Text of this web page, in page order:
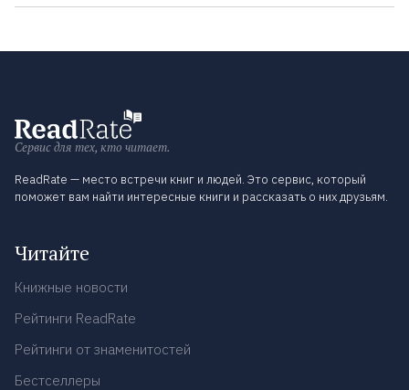
Сервис для тех, кто читает.
ReadRate — место встречи книг и людей. Это сервис, который
поможет вам найти интересные книги и рассказать о них друзьям.
Читайте
Книжные новости
Рейтинги ReadRate
Рейтинги от знаменитостей
Бестселлеры